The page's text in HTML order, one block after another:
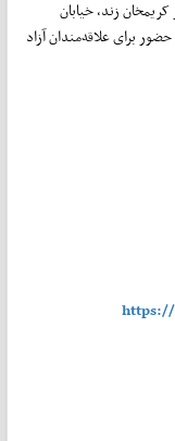
زند، خیابان
برای علاقه‌مندان آزاد